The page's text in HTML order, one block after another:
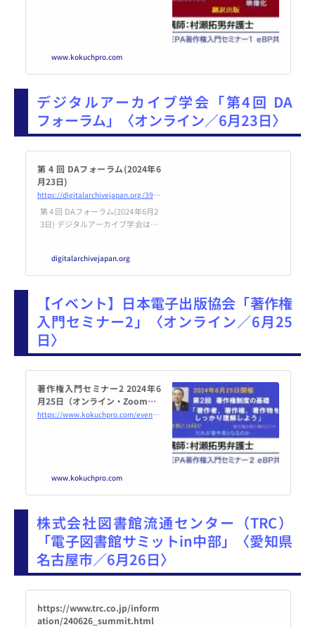
www.kokuchpro.com
デジタルアーカイブ学会「第4回 DA
フォーラム」〈オンライン／6月23日〉
第 4 回 DAフォーラム(2024年6
月23日)
https://digitalarchivejapan.org/39386/
第 4 回 DAフォーラム(2024年6月2
3日) デジタルアーカイブ学会は昨
こうしたオンラインでの発表は、
地方の会員の発表・参加の門戸を
を読む 第 4 回 DAフォーラム(2024
年6月23日) →
digitalarchivejapan.org
【イベント】日本電子出版協会「著作権
入門セミナー2」〈オンライン／6月25
日〉
著作権入門セミナー2 2024年6
月25日（オンライン・Zoom） -
こくちーずプロ
https://www.kokuchpro.com/event/20240625/
www.kokuchpro.com
株式会社図書館流通センター（TRC）
「電子図書館サミットin中部」〈愛知県
名古屋市／6月26日〉
https://www.trc.co.jp/inform
ation/240626_summit.html